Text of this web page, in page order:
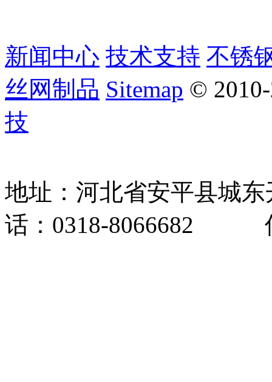
新闻中心 技术支持 不锈
丝网制品 Sitemap ©
技
地址：河北省安平县
话：0318-8066682 传